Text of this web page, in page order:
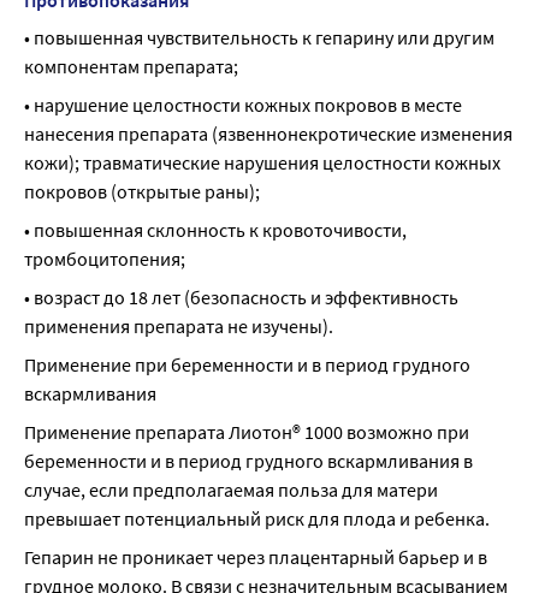
• повышенная чувствительность к гепарину или другим
компонентам препарата;
• нарушение целостности кожных покровов в месте
нанесения препарата (язвеннонекротические изменения
кожи); травматические нарушения целостности кожных
покровов (открытые раны);
• повышенная склонность к кровоточивости,
тромбоцитопения;
• возраст до 18 лет (безопасность и эффективность
применения препарата не изучены).
Применение при беременности и в период грудного
вскармливания
Применение препарата Лиотон® 1000 возможно при
беременности и в период грудного вскармливания в
случае, если предполагаемая польза для матери
превышает потенциальный риск для плода и ребенка.
Гепарин не проникает через плацентарный барьер и в
грудное молоко. В связи с незначительным всасыванием